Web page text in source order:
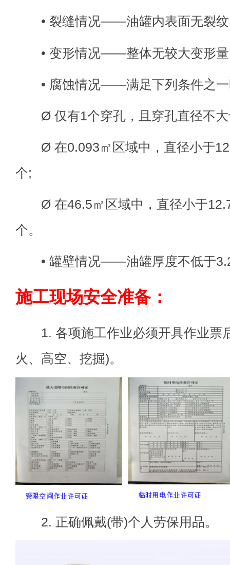
• 裂缝情况——油罐内表面无裂纹
• 变形情况——整体无较大变形
• 腐蚀情况——满足下列条件之一
Ø 仅有1个穿孔，且穿孔直径不大
Ø 在0.093㎡区域中，直径小于
个;
Ø 在46.5㎡区域中，直径小于
个。
• 罐壁情况——油罐厚度不低于
施工现场安全准备：
1. 各项施工作业必须开具作业票
火、高空、挖掘)。
2. 正确佩戴(带)个人劳保用品。